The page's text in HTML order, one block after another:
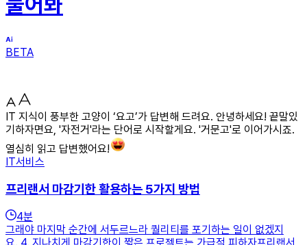
BETA
IT 지식이 풍부한 고양이 ‘요고’가 답변해 드려요. 안녕하세요! 끝말있
기하자면요, '자전거'라는 단어로 시작할게요. '거문고'로 이어가시죠.
열심히 읽고 답변했어요!
IT서비스
프리랜서 마감기한 활용하는 5가지 방법
4분
그래야 마지막 순간에 서두르느라 퀄리티를 포기하는 일이 없겠지